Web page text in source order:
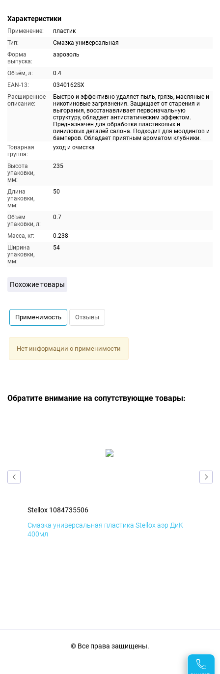
Характеристики
Применение:
пластик
Тип:
Смазка универсальная
Форма
выпуска:
аэрозоль
Объём, л:
0.4
EAN-13:
0340162SX
Расширенное
описание:
Быстро и эффективно удаляет пыль, грязь, масляные и
никотиновые загрязнения. Защищает от старения и
выгорания, восстанавливает первоначальную
структуру, обладает антистатическим эффектом.
Предназначен для обработки пластиковых и
виниловых деталей салона. Подходит для молдингов и
бамперов. Обладает приятным ароматом клубники.
Товарная
группа:
уход и очистка
Высота
упаковки,
мм:
235
Длина
упаковки,
мм:
50
Объем
упаковки, л:
0.7
Масса, кг:
0.238
Ширина
упаковки,
мм:
54
Похожие товары
Применимость Отзывы
Нет информации о применимости
Обратите внимание на сопутствующие товары:
Stellox 1084735506
Смазка универсальная пластика Stellox аэр ДиК
400мл
© Все права защищены.